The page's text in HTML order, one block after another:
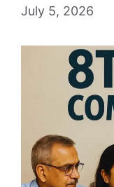
July 5, 2026